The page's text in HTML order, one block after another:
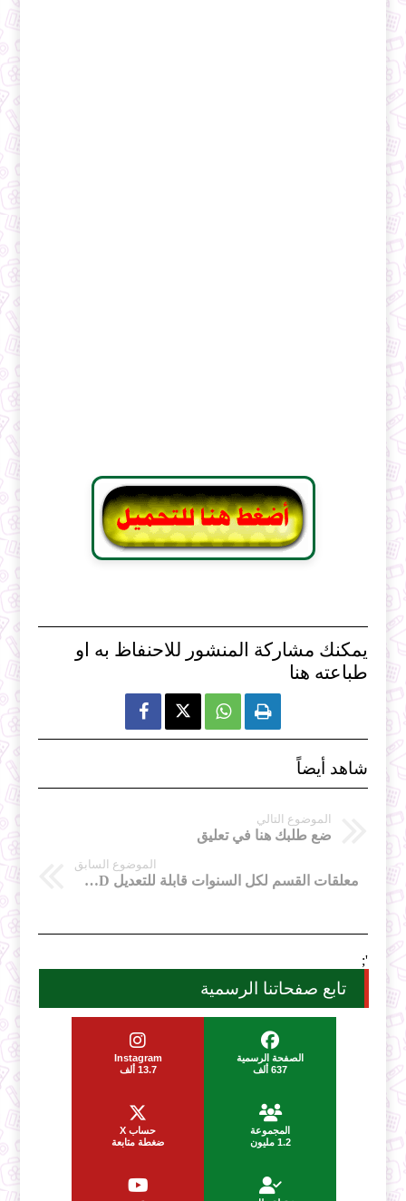
يمكنك مشاركة المنشور للاحنفاظ به او
طباعته هنا
  
شاهد أيضاً
الموضوع التالي
ضع طلبك هنا في تعليق
الموضوع السابق
معلقات القسم لكل السنوات قابلة للتعديل WORD
';
تابع صفحاتنا الرسمية
الصفحة الرسمية
637 ألف
Instagram
13.7 ألف
المجموعة
1.2 مليون
حساب X
ضغطة متابعة